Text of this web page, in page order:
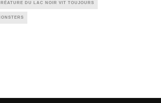
DU LAC NOIR VIT TOUJOURS